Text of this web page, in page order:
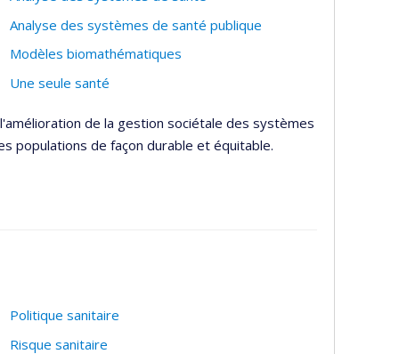
Analyse des systèmes de santé publique
Modèles biomathématiques
Une seule santé
de la gestion sociétale des systèmes
populations de façon durable et équitable.
Politique sanitaire
Risque sanitaire